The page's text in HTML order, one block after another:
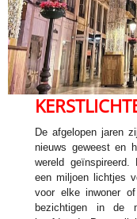
De afgelopen jaren
nieuws geweest en
wereld
een miljoen lichtjes
voor elke inwoner
bezichtigen in de